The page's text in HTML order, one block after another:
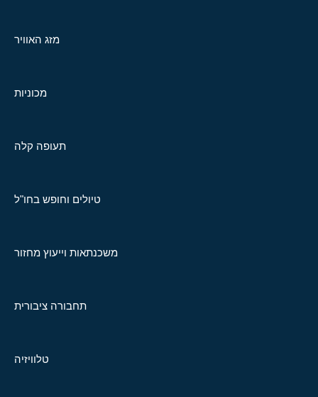
מזג האוויר
מכוניות
תעופה קלה
טיולים וחופש בחו"ל
משכנתאות וייעוץ מחזור
תחבורה ציבורית
טלוויזיה